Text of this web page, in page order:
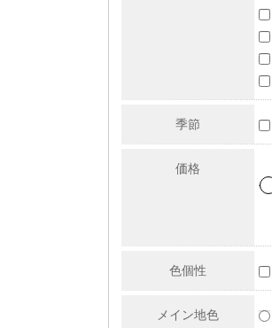
季節
価格
色個性
メイン地色